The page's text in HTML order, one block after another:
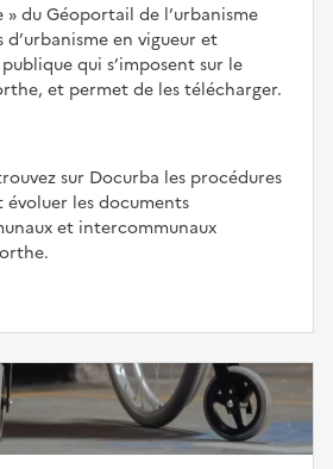
du Géoportail de l’urbanisme
en vigueur et
qui s’imposent sur le
et permet de les télécharger.
sur Docurba les procédures
les documents
et intercommunaux